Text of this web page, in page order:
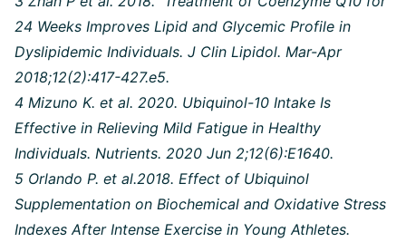
24 Weeks Improves Lipid and Glycemic Profile in
Dyslipidemic Individuals. J Clin Lipidol. Mar-Apr
2018;12(2):417-427.e5.
4 Mizuno K. et al. 2020. Ubiquinol-10 Intake Is
Effective in Relieving Mild Fatigue in Healthy
Individuals. Nutrients. 2020 Jun 2;12(6):E1640.
5 Orlando P. et al.2018. Effect of Ubiquinol
Supplementation on Biochemical and Oxidative Stress
Indexes After Intense Exercise in Young Athletes.